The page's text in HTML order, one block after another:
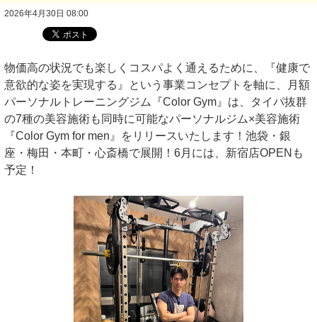
2026年4月30日 08:00
物価高の状況でも楽しくコスパよく通えるために、『健康で
意欲的な姿を実現する』という事業コンセプトを軸に、月額
パーソナルトレーニングジム『Color Gym』は、タイパ抜群
の7種の美容施術も同時に可能なパーソナルジム×美容施術
『Color Gym for men』をリリースいたします！池袋・銀
座・梅田・本町・心斎橋で展開！6月には、新宿店OPENも
予定！